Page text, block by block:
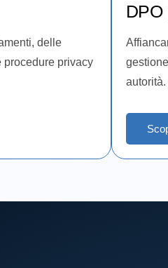
delle
procedure privacy
DPO
autorità.